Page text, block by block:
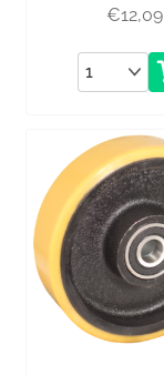
€12,09
Aantal